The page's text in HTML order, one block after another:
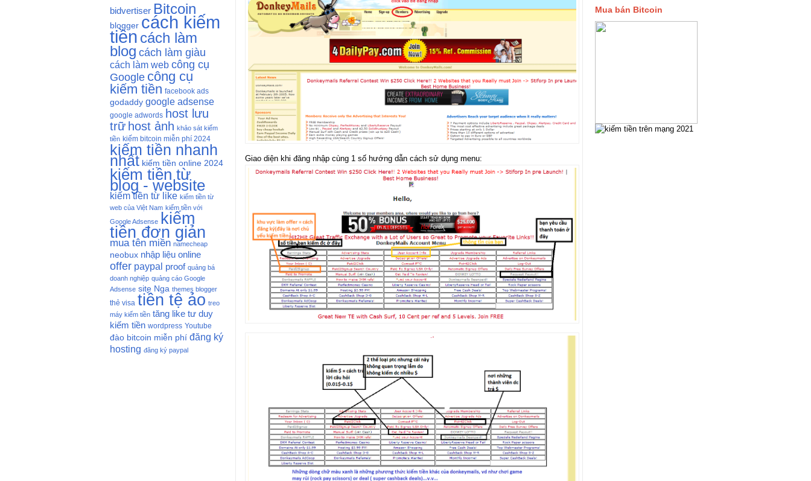
bidvertiser Bitcoin
blogger cách kiếm
tiền cách làm
blog cách làm giàu
cách làm web công cụ
Google công cụ
kiếm tiền facebook ads
godaddy google adsense
google adwords host lưu
trữ host ảnh khảo sát kiếm
tiền kiếm bitcoin miễn phí 2024
kiếm tiền nhanh
nhất kiếm tiền online 2024
kiếm tiền từ
blog - website
kiếm tiền từ like kiếm tiền từ
web của Việt Nam kiếm tiền với
Google Adsense
kiếm
tiền đơn giản
mua tên miền namecheap
neobux nhập liệu online
offer paypal proof quảng bá
doanh nghiệp quảng cáo Google
Adsense site Nga themes blogger
thẻ visa tiền tệ ảo treo
máy kiếm tiền tăng like tư duy
kiếm tiền wordpress Youtube
đào bitcoin miễn phí đăng ký
hosting đăng ký paypal
Giao diện khi đăng nhập cùng 1 số hướng dẫn cách sử dụng menu:
Mua bán Bitcoin